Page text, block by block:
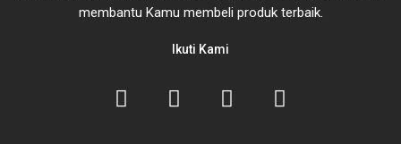
membantu Kamu membeli produk terbaik.
Ikuti Kami